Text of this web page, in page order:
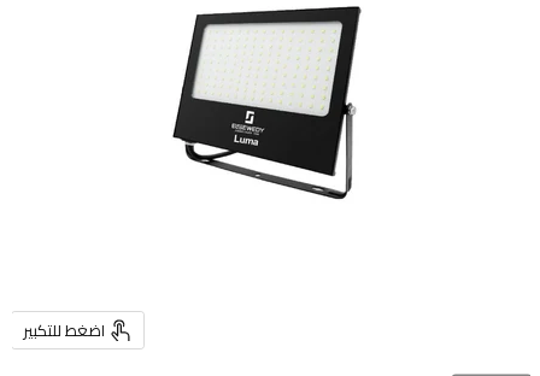
اضغط للتكبير